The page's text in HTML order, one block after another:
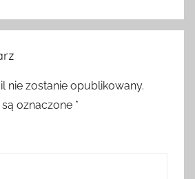
nie zostanie opublikowany.
oznaczone *